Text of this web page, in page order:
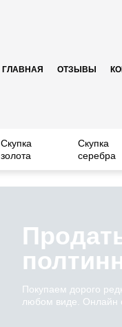
ГЛАВНАЯ ОТЗЫВЫ
Скупка
золота
Скупка
серебра
Покупаем дорого
любом виде. Онлайн